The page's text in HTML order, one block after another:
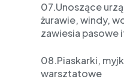
07.Unoszące
żurawie, windy,
zawiesia pasowe
08.Piaskarki,
warsztatowe